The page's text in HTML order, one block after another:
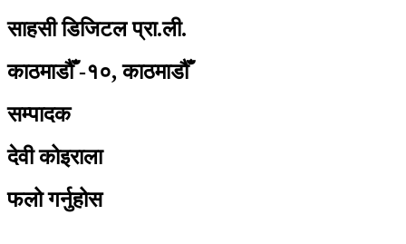
साहसी डिजिटल प्रा.ली.
काठमाडौँ -१०, काठमाडौँ
सम्पादक
देवी कोइराला
फलो गर्नुहोस